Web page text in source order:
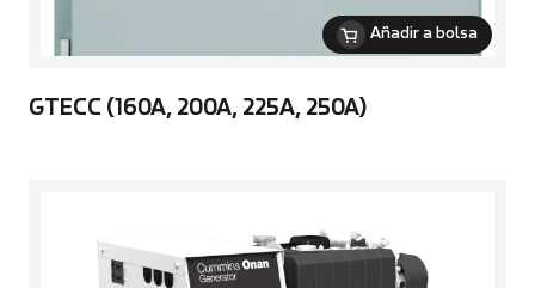
Añadir a bolsa
GTECC (160A, 200A, 225A, 250A)